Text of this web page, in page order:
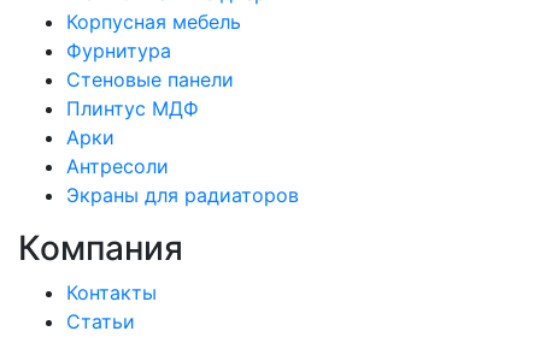
Корпусная мебель
Фурнитура
Стеновые панели
Плинтус МДФ
Арки
Антресоли
Экраны для радиаторов
Компания
Контакты
Статьи